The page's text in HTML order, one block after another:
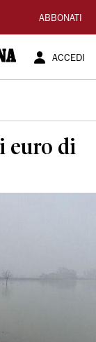
ABBONATI
ACCEDI
euro di